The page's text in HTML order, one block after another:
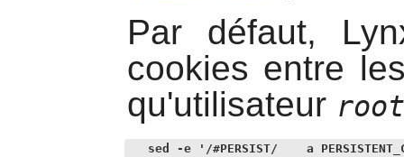
Par défaut,
cookies entre
qu'utilisateur root
sed -e '/#PERSIST/    a